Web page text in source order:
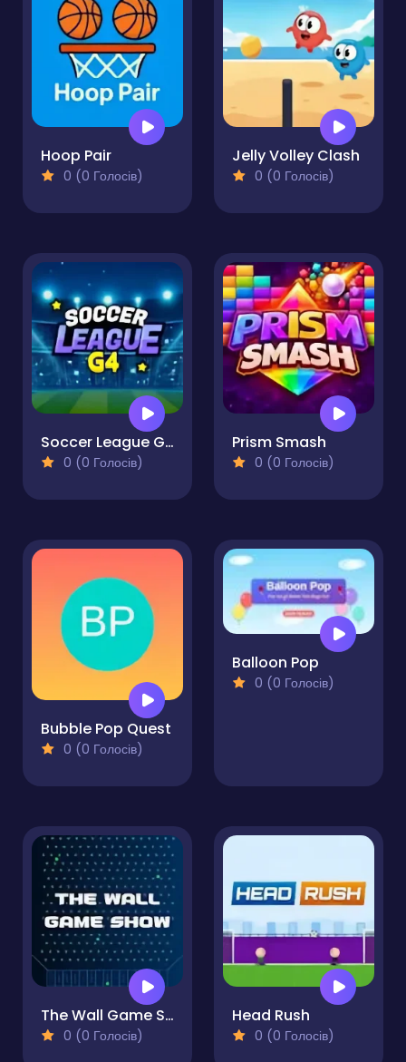
Hoop Pair
0 (0 Голосів)
Jelly Volley Clash
0 (0 Голосів)
Soccer League G4
0 (0 Голосів)
Prism Smash
0 (0 Голосів)
Bubble Pop Quest
0 (0 Голосів)
Balloon Pop
0 (0 Голосів)
The Wall Game Show
0 (0 Голосів)
Head Rush
0 (0 Голосів)